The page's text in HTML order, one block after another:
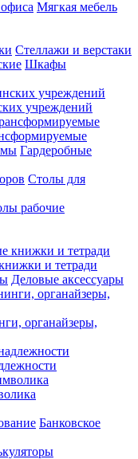
Мягкая мебель
Стеллажи и верстаки
Шкафы
учреждений
Гардеробные
Столы для
рабочие
и тетради
Деловые аксессуары
органайзеры,
Банковское